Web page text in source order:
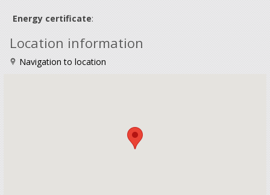
Energy certificate:
Location information
Navigation to location